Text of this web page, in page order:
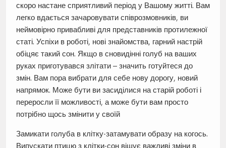
скоро настане сприятливий період у Вашому житті. Вам
легко вдається зачаровувати співрозмовників, ви
неймовірно привабливі для представників протилежної
статі. Успіхи в роботі, нові знайомства, гарний настрій
обіцяє такий сон. Якщо в сновидінні голуб на ваших
руках приготувався злітати – значить готуйтеся до
змін. Вам пора вибрати для себе нову дорогу, новий
напрямок. Може бути ви засиділися на старій роботі і
переросли її можливості, а може бути вам просто
потрібно щось змінити у своїй
Замикати голуба в клітку-затамувати образу на когось.
Випускати птицю з клітки-сон віщує важливі зміни в